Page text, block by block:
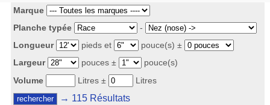
Marque
Planche typée
-
Longueur
pieds et
pouce(s) ±
Largeur
pouces ±
pouce(s)
Volume
Litres ± Litres
→ 115 Résultats